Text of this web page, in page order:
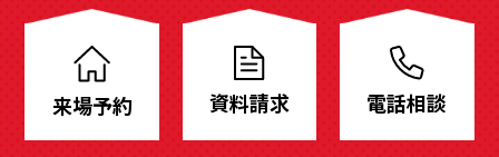
譲
来場予約 資料請求 電話相談